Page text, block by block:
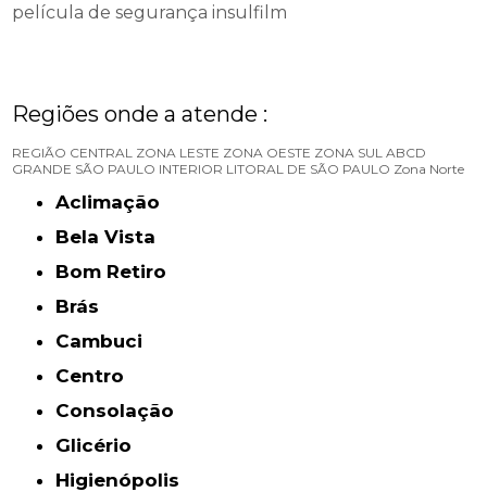
película de segurança insulfilm
Regiões onde a atende :
REGIÃO CENTRAL ZONA LESTE ZONA OESTE ZONA SUL ABCD
GRANDE SÃO PAULO INTERIOR LITORAL DE SÃO PAULO Zona Norte
Aclimação
Bela Vista
Bom Retiro
Brás
Cambuci
Centro
Consolação
Glicério
Higienópolis